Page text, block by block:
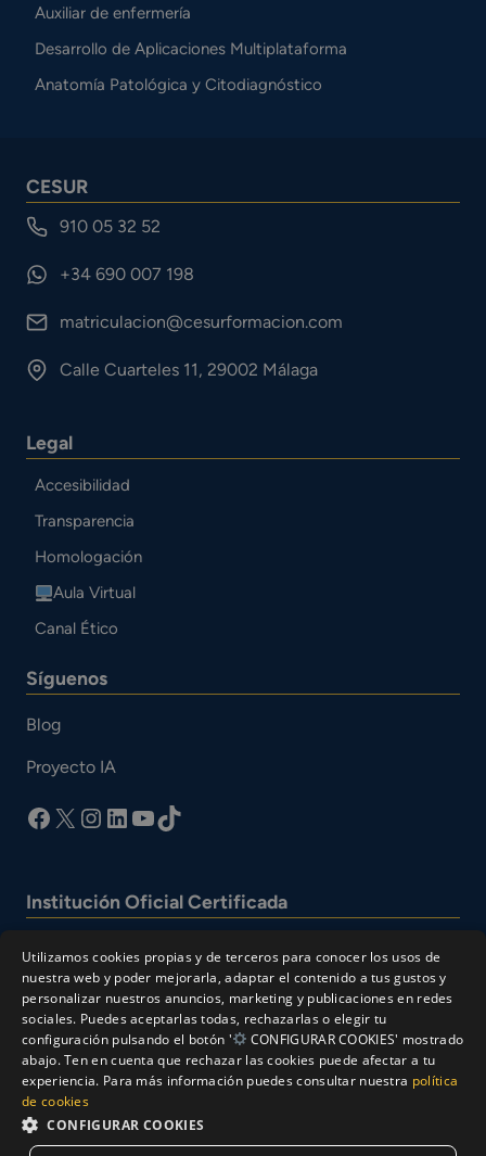
Auxiliar de enfermería
Desarrollo de Aplicaciones Multiplataforma
Anatomía Patológica y Citodiagnóstico
CESUR
910 05 32 52
+34 690 007 198
matriculacion@cesurformacion.com
Calle Cuarteles 11, 29002 Málaga
Legal
Accesibilidad
Transparencia
Homologación
Aula Virtual
Canal Ético
Síguenos
Blog
Proyecto IA
facebook
X Instagram
LinkedIn
YouTube
TikTok
Institución Oficial Certificada
Aviso Legal
Política de Cookies
Utilizamos cookies propias y de terceros para conocer los usos de
nuestra web y poder mejorarla, adaptar el contenido a tus gustos y
personalizar nuestros anuncios, marketing y publicaciones en redes
sociales. Puedes aceptarlas todas, rechazarlas o elegir tu
configuración pulsando el botón '
CONFIGURAR COOKIES' mostrado
abajo. Ten en cuenta que rechazar las cookies puede afectar a tu
experiencia. Para más información puedes consultar nuestra política
de cookies
CONFIGURAR COOKIES